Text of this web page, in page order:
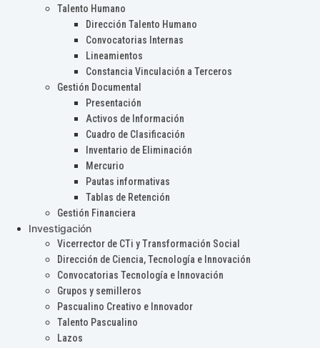
Talento Humano
Dirección Talento Humano
Convocatorias Internas
Lineamientos
Constancia Vinculación a Terceros
Gestión Documental
Presentación
Activos de Información
Cuadro de Clasificación
Inventario de Eliminación
Mercurio
Pautas informativas
Tablas de Retención
Gestión Financiera
Investigación
Vicerrector de CTi y Transformación Social
Dirección de Ciencia, Tecnología e Innovación
Convocatorias Tecnología e Innovación
Grupos y semilleros
Pascualino Creativo e Innovador
Talento Pascualino
Lazos